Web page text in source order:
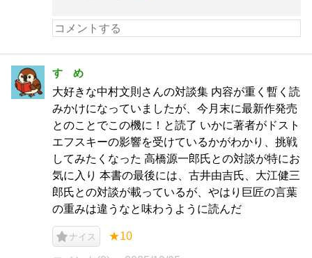
すゞめ
大好きな中村文則さんの対談集 内容が重く暫く読
みかけになっていましたが、今月末に最新作発売
とのことでこの機に！と読了 いかに著者がドスト
エフスキーの影響を受けているかがわかり、挑戦
してみたくなった 高橋源一郎氏との対談が特にお
気に入り 本書の最後には、古井由吉氏、大江健三
郎氏との対談が載っているが、やはり巨匠の言葉
の重みは違うなと味わうように読んだ
ナイス ★10